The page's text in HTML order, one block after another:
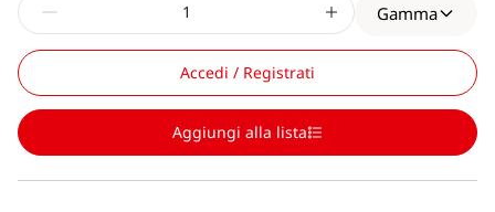
Gamma
Accedi / Registrati
Aggiungi alla lista